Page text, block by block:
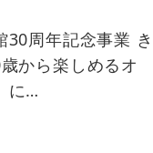
周年記念事業 き
から楽しめるオ
に…